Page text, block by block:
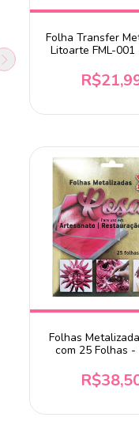
Folha Transfer
Litoarte FML-001
Folhas
com 25 Folhas -